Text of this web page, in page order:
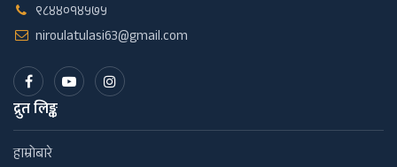
९८४४०१४५७५
niroulatulasi63@gmail.com
द्रुत लिङ्क
हाम्रोबारे